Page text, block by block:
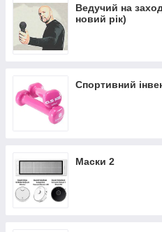
Ведучий на
новий рік)
Спортивний
Маски 2